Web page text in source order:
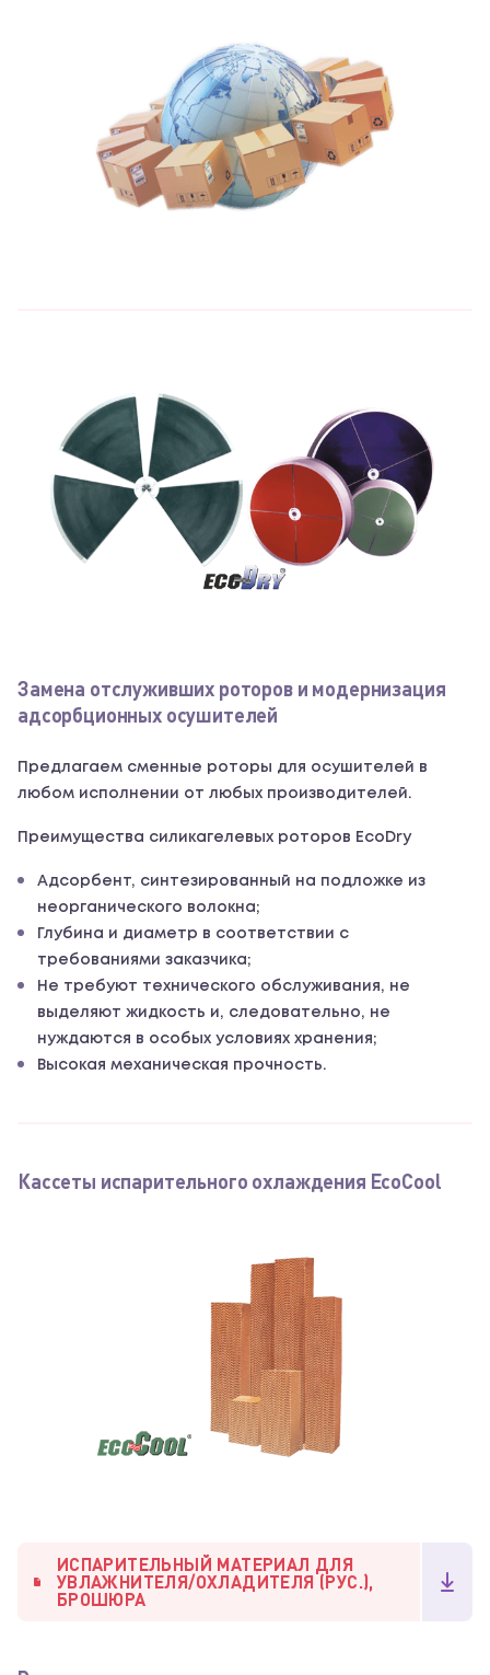
Замена отслуживших роторов и модернизация
адсорбционных осушителей
Предлагаем сменные роторы для осушителей в
любом исполнении от любых производителей.
Преимущества силикагелевых роторов EcoDry
Адсорбент, синтезированный на подложке из
неорганического волокна;
Глубина и диаметр в соответствии с
требованиями заказчика;
Не требуют технического обслуживания, не
выделяют жидкость и, следовательно, не
нуждаются в особых условиях хранения;
Высокая механическая прочность.
Кассеты испарительного охлаждения EcoCool
ИСПАРИТЕЛЬНЫЙ МАТЕРИАЛ ДЛЯ
УВЛАЖНИТЕЛЯ/ОХЛАДИТЕЛЯ (РУС.),
БРОШЮРА